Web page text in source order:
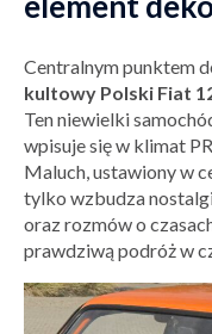
Centralnym punktem
kultowy Polski Fiat
Ten niewielki
wpisuje się w klimat
Maluch, ustawiony w
tylko wzbudza
oraz rozmów o
prawdziwą podróż w